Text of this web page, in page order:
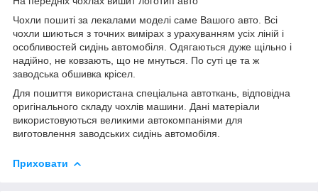
Чохли пошиті за лекалами моделі саме Вашого авто. Всі
чохли шиються з точних вимірах з урахуванням усіх ліній і
особливостей сидінь автомобіля. Одягаються дуже щільно і
надійно, не ковзають, що не мнуться. По суті це та ж
заводська обшивка крісел.
Для пошиття використана спеціальна автоткань, відповідна
оригінального складу чохлів машини. Дані матеріали
використовуються великими автокомпаніями для
виготовлення заводських сидінь автомобіля.
Приховати